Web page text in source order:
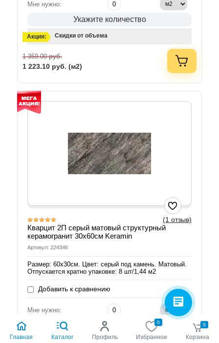
Мне нужно:
Укажите количество
Акция: Скидки от объема
1 359.00руб.
1 223.10 руб. (м2)
(1 отзыв)
Кварцит 2П серый матовый структурный
керамогранит 30х60см Keramin
Артикул: 224346
Размер: 60х30см. Цвет: серый под камень. Матовый.
Отпускается кратно упаковке: 8 шт/1,44 м2
Добавить к сравнению
Мне нужно:
Укажите количество
Главная Каталог Профиль
0
Избранное
0
Корзина